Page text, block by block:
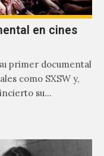
en cines
primer documental
como SXSW y,
su…